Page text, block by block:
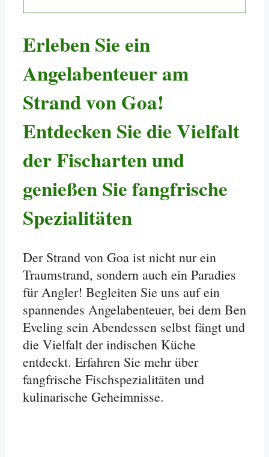
Erleben Sie ein
Angelabenteuer am
Strand von Goa!
Entdecken Sie die Vielfalt
der Fischarten und
genießen Sie fangfrische
Spezialitäten
Der Strand von Goa ist nicht nur ein
Traumstrand, sondern auch ein Paradies
für Angler! Begleiten Sie uns auf ein
spannendes Angelabenteuer, bei dem Ben
Eveling sein Abendessen selbst fängt und
die Vielfalt der indischen Küche
entdeckt. Erfahren Sie mehr über
fangfrische Fischspezialitäten und
kulinarische Geheimnisse.